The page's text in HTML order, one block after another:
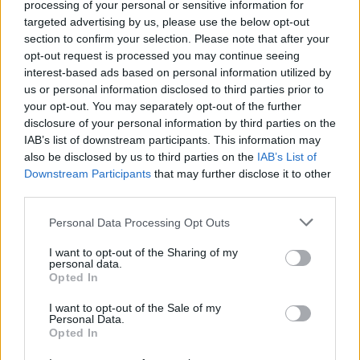
processing of your personal or sensitive information for
targeted advertising by us, please use the below opt-out
section to confirm your selection. Please note that after your
opt-out request is processed you may continue seeing
interest-based ads based on personal information utilized by
us or personal information disclosed to third parties prior to
your opt-out. You may separately opt-out of the further
disclosure of your personal information by third parties on the
IAB’s list of downstream participants. This information may
also be disclosed by us to third parties on the IAB’s List of
Downstream Participants that may further disclose it to other
Please note that this website/app uses one or more Google
not limited to your visit or usage behaviour. You may click to
grant or deny consent to Google and its third-party tags to
use your data for below specified purposes in below Google
consent section.
Personal Data Processing Opt Outs
I want to opt-out of the Sharing of my
personal data.
Opted In
I want to opt-out of the Sale of my
Personal Data.
Opted In
todo es que hay quedesactivar o eliminar el
código del cheat para que deje de subir
nivelessin parar porque el máximo es el nivel
100 y si no se desactiva antes puede llegar a no
evolucionar en sus tres fases, si es que las
tiene.
Tutorial en Vídeo